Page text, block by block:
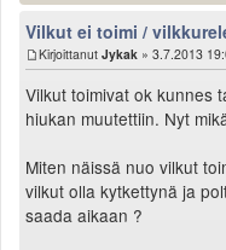
Vilkut ei toimi /
Kirjoittanut Jykak » 3.7.2013
Vilkut toimivat ok kunnes
hiukan muutettiin. Nyt
Miten näissä nuo vilkut
vilkut olla kytkettynä ja
saada aikaan ?